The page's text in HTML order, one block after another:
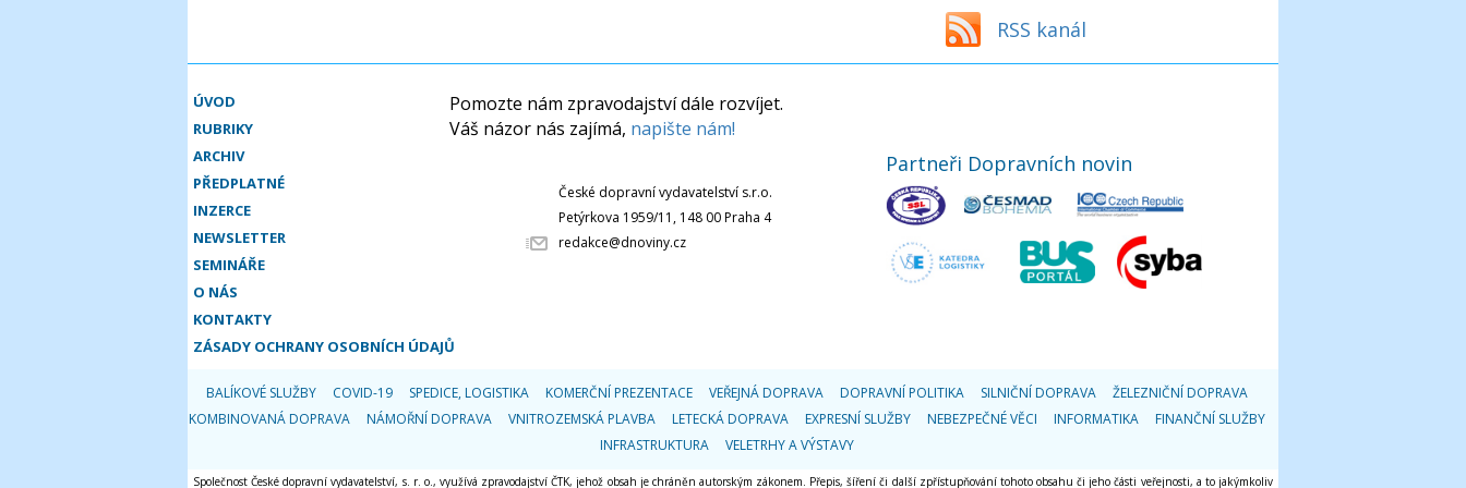
RSS kanál
ÚVOD
RUBRIKY
ARCHIV
PŘEDPLATNÉ
INZERCE
NEWSLETTER
SEMINÁŘE
O NÁS
KONTAKTY
ZÁSADY OCHRANY OSOBNÍCH ÚDAJŮ
Pomozte nám zpravodajství dále rozvíjet.
Váš názor nás zajímá, napište nám!
České dopravní vydavatelství s.r.o.
Petýrkova 1959/11, 148 00 Praha 4
redakce@dnoviny.cz
Partneři Dopravních novin
BALÍKOVÉ SLUŽBY COVID-19 SPEDICE, LOGISTIKA KOMERČNÍ PREZENTACE VEŘEJNÁ DOPRAVA DOPRAVNÍ POLITIKA SILNIČNÍ DOPRAVA
ŽELEZNIČNÍ DOPRAVA
KOMBINOVANÁ DOPRAVA
NÁMOŘNÍ DOPRAVA VNITROZEMSKÁ PLAVBA LETECKÁ DOPRAVA EXPRESNÍ SLUŽBY NEBEZPEČNÉ VĚCI INFORMATIKA
FINANČNÍ SLUŽBY
INFRASTRUKTURA
VELETRHY A VÝSTAVY
Společnost České dopravní vydavatelství, s. r. o., využívá zpravodajství ČTK, jehož obsah je chráněn autorským zákonem. Přepis, šíření či další zpřístupňování tohoto obsahu či jeho části veřejnosti, a to jakýmkoliv